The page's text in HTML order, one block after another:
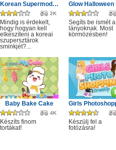
Korean Supermodel Makeup
2K
Mindig is érdekelt,
hogy hogyan kell
elkészíteni a koreai
szupersztárok
sminkjét?...
Segíts be ismét a
lányoknak. Most
körmözésben!
Baby Bake Cake
4K
Készíts finom
tortákat!
Készülj fel a
fotózásra!